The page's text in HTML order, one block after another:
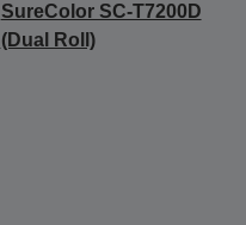
SureColor SC-T7200D
(Dual Roll)